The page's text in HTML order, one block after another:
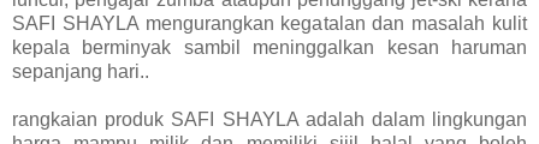
SAFI SHAYLA mengurangkan kegatalan dan masalah kulit
kepala berminyak sambil meninggalkan kesan haruman
sepanjang hari..
rangkaian produk SAFI SHAYLA adalah dalam lingkungan